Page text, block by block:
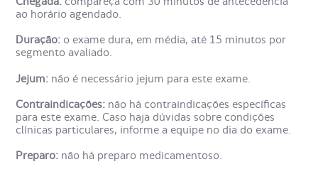
(Coxofemoral)?
A Ultrassonografia Com Doppler Articular de Quadril
ultrassom.
Durante o exame, o paciente permanece em decúbito
dorsal (deitado de barriga para cima) em uma maca. Pode
ser solicitado que o paciente movimente a coxa durante o
exame.
ao horário agendado.
Duração: o exame dura, em média, até 15 minutos por
segmento avaliado.
Jejum: não é necessário jejum para este exame.
Contraindicações: não há contraindicações específicas
para este exame. Caso haja dúvidas sobre condições
clínicas particulares, informe a equipe no dia do exame.
Preparo: não há preparo medicamentoso.